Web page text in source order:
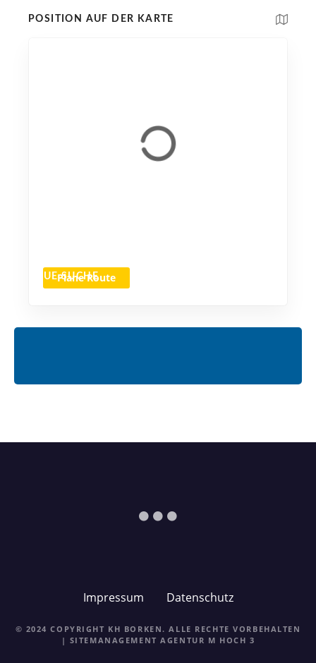
POSITION AUF DER KARTE
Plane Route
NEUE SUCHE
Impressum Datenschutz
© 2024 COPYRIGHT KH BORKEN. ALLE RECHTE VORBEHALTEN
| SITEMANAGEMENTAGENTUR M HOCH 3